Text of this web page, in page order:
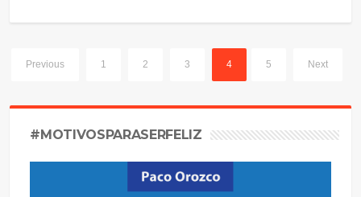
Previous 1 2 3 4 5 Next
#MOTIVOSPARASERFELIZ